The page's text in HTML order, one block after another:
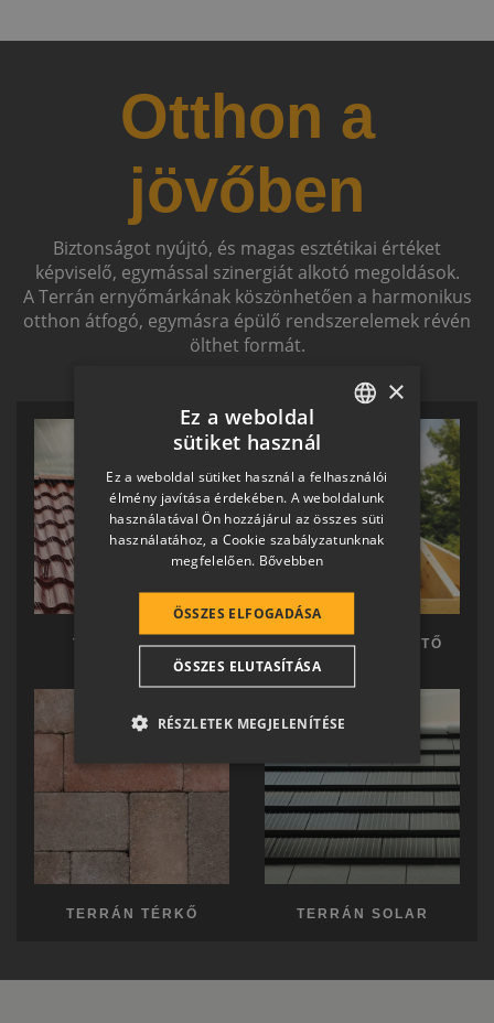
Otthon a
jövőben
Biztonságot nyújtó, és magas esztétikai értéket
képviselő, egymással szinergiát alkotó megoldások.
A Terrán ernyőmárkának köszönhetően a harmonikus
otthon átfogó, egymásra épülő rendszerelemek révén
ölthet formát.
TERRÁN TETŐ TERRÁN KÉSZTETŐ
TERRÁN TÉRKŐ TERRÁN SOLAR
HUNGARIAN
SLOVAK
GERMAN
ROMANIAN
CROATIAN
SR
RO-HU
ITALIAN
×
Ez a weboldal
sütiket használ
Ez a weboldal sütiket használ a felhasználói
élmény javítása érdekében. A weboldalunk
használatával Ön hozzájárul az összes süti
használatához, a Cookie szabályzatunknak
megfelelően. Bővebben
ÖSSZES ELFOGADÁSA
ÖSSZES ELUTASÍTÁSA
RÉSZLETEK MEGJELENÍTÉSE